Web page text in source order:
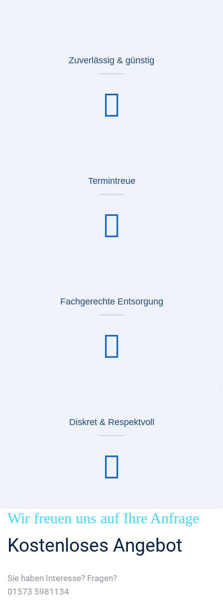
Zuverlässig & günstig
Termintreue
Fachgerechte Entsorgung
Diskret & Respektvoll
Wir freuen uns auf Ihre Anfrage
Kostenloses Angebot
Sie haben Interesse? Fragen?
01573 5981134